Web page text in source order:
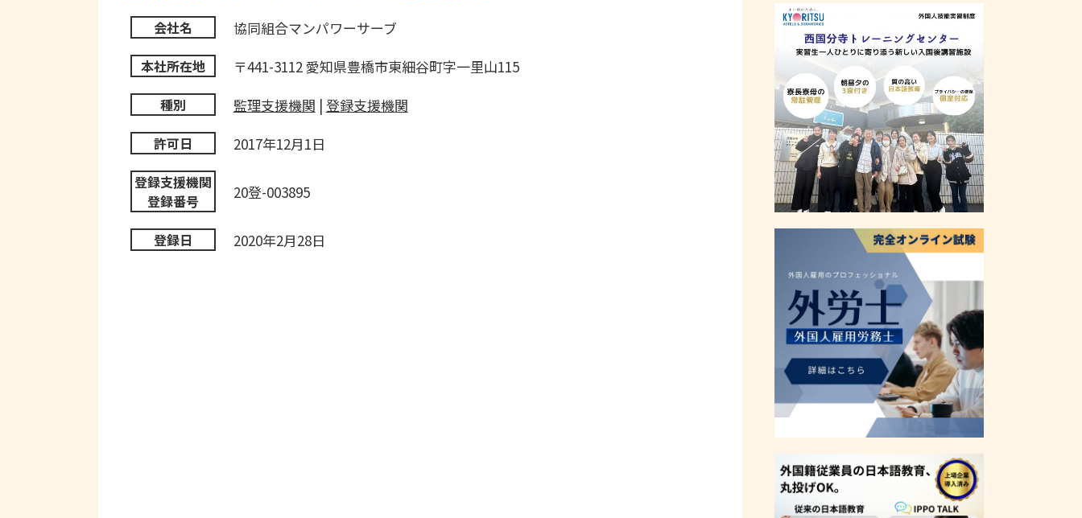
会社名 協同組合マンパワーサーブ
本社所在地 〒441-3112 愛知県豊橋市東細谷町字一里山115
種別 監理支援機関 | 登録支援機関
許可日 2017年12月1日
登録支援機関
登録番号
20登-003895
登録日 2020年2月28日